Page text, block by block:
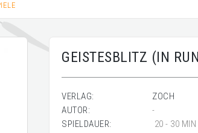
GEISTESBLITZ (IN
VERLAG:
ZOCH
AUTOR:
-
SPIELDAUER:
20 - 30 MIN